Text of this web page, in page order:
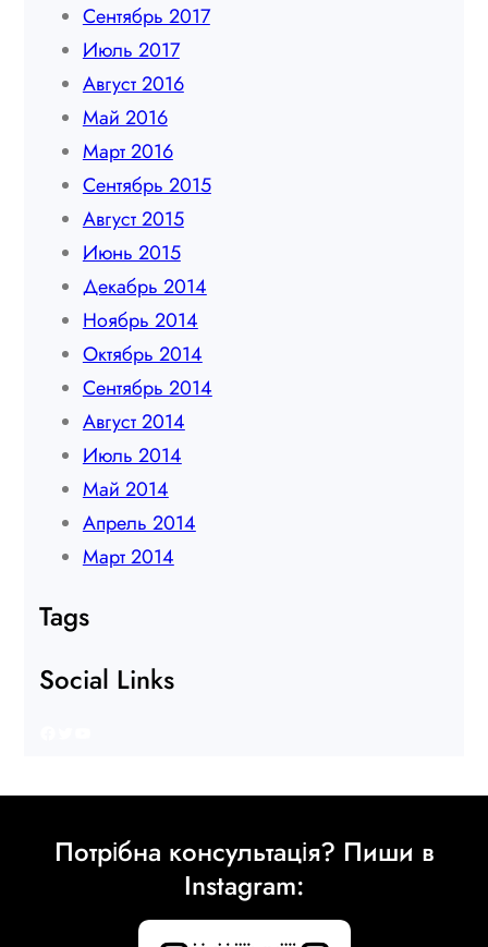
Сентябрь 2017
Июль 2017
Август 2016
Май 2016
Март 2016
Сентябрь 2015
Август 2015
Июнь 2015
Декабрь 2014
Ноябрь 2014
Октябрь 2014
Сентябрь 2014
Август 2014
Июль 2014
Май 2014
Апрель 2014
Март 2014
Tags
Social Links
Потрібна консультація? Пиши в
Instagram: